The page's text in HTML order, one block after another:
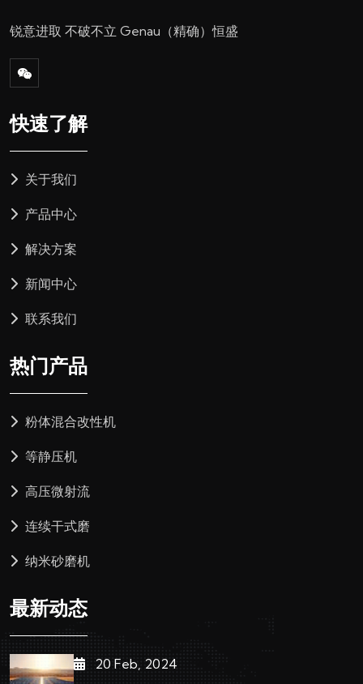
锐意进取 不破不立 Genau（精确）恒盛
快速了解
关于我们
产品中心
解决方案
新闻中心
联系我们
热门产品
粉体混合改性机
等静压机
高压微射流
连续干式磨
纳米砂磨机
最新动态
20 Feb, 2024